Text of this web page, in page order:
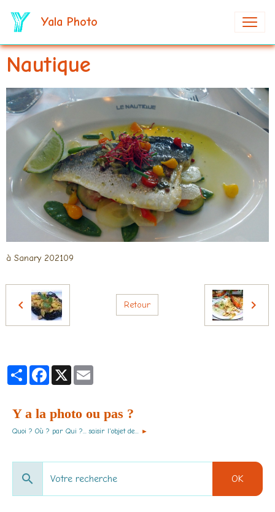
Yala Photo
Nautique
à Sanary 202109
Retour
PartagerFacebook
X
Y a la photo ou pas ?
Quoi ? Où ? par Qui ?... saisir l'objet de... ►
OK